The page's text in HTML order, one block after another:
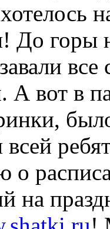
До горы
все
А вот в
всей
на